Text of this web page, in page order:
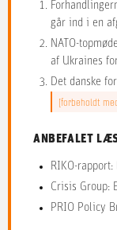
går ind i en
NATO-
af Ukraines
Det danske
[forbeholdt
ANBEFALET
RIKO-
Crisis Group:
PRIO Policy